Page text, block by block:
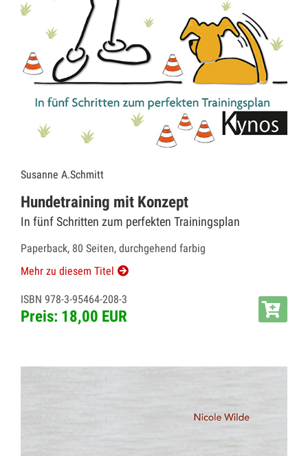
Susanne A.Schmitt
Hundetraining mit Konzept
In fünf Schritten zum perfekten Trainingsplan
Paperback, 80 Seiten, durchgehend farbig
Mehr zu diesem Titel
ISBN 978-3-95464-208-3
Preis: 18,00 EUR